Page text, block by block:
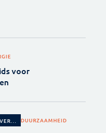
voor
DUURZAAMHEID